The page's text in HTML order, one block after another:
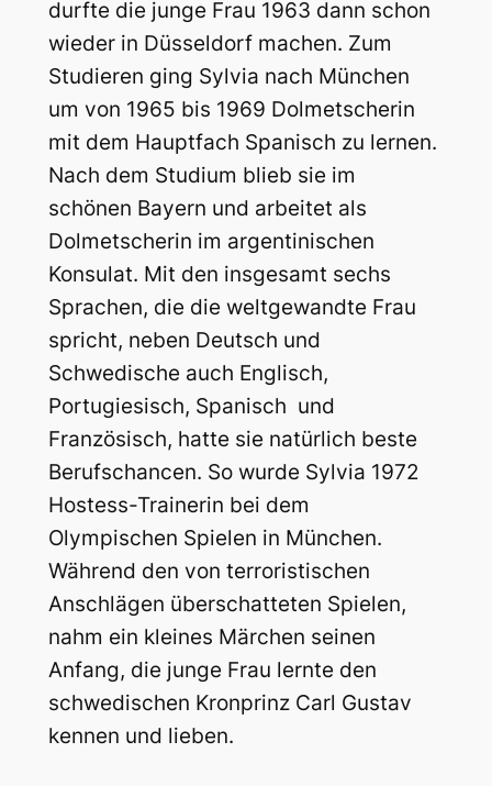
durfte die junge Frau 1963 dann schon
wieder in Düsseldorf machen. Zum
Studieren ging Sylvia nach München
um von 1965 bis 1969 Dolmetscherin
mit dem Hauptfach Spanisch zu lernen.
Nach dem Studium blieb sie im
schönen Bayern und arbeitet als
Dolmetscherin im argentinischen
Konsulat. Mit den insgesamt sechs
Sprachen, die die weltgewandte Frau
spricht, neben Deutsch und
Schwedische auch Englisch,
Portugiesisch, Spanisch und
Französisch, hatte sie natürlich beste
Berufschancen. So wurde Sylvia 1972
Hostess-Trainerin bei dem
Olympischen Spielen in München.
Während den von terroristischen
Anschlägen überschatteten Spielen,
nahm ein kleines Märchen seinen
Anfang, die junge Frau lernte den
schwedischen Kronprinz Carl Gustav
kennen und lieben.